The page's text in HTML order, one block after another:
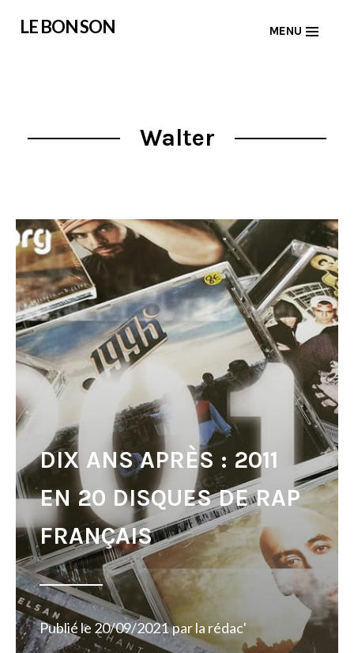
LE BON SON MENU
Walter
DIX ANS APRÈS : 2011
EN 20 DISQUES DE RAP
FRANÇAIS
Publié le 20/09/2021 parla rédac'